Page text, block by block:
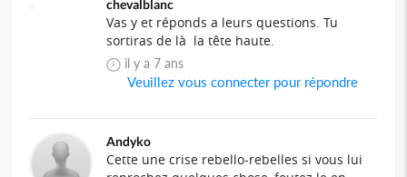
chevalblanc
Vas y et réponds a leurs questions. Tu
sortiras de là la tête haute.
il y a 7 ans
Veuillez vous connecter pour répondre
Andyko
Cette une crise rebello-rebelles si vous lui